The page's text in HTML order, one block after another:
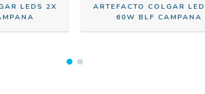
LEDS 2X
ARTEFACTO COLGAR
60W BLF CAMPANA